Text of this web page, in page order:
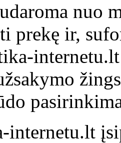
nuo
prekę ir,
internetu.lt